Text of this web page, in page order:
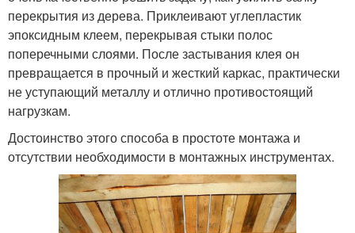
перекрытия из дерева. Приклеивают углепластик
эпоксидным клеем, перекрывая стыки полос
поперечными слоями. После застывания клея он
превращается в прочный и жесткий каркас, практически
не уступающий металлу и отлично противостоящий
нагрузкам.
Достоинство этого способа в простоте монтажа и
отсутствии необходимости в монтажных инструментах.